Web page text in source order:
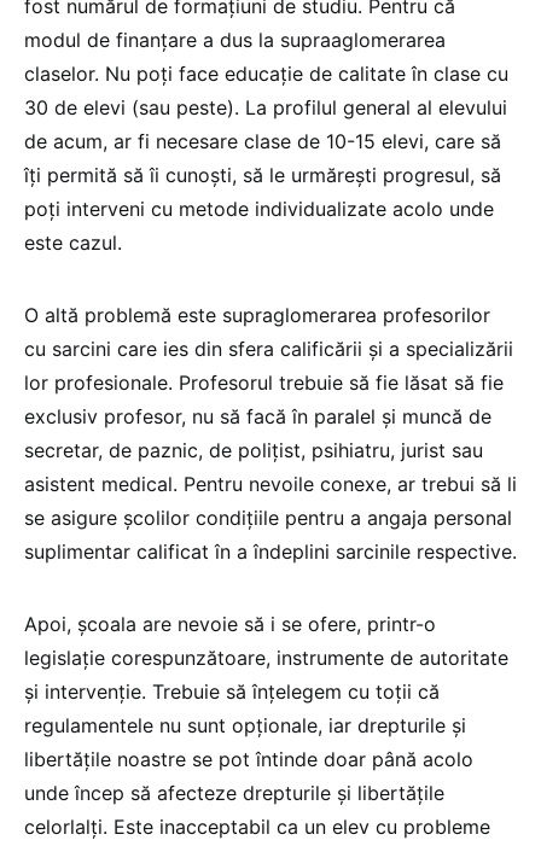
fost numărul de formațiuni de studiu. Pentru că
modul de finanțare a dus la supraaglomerarea
claselor. Nu poți face educație de calitate în clase cu
30 de elevi (sau peste). La profilul general al elevului
de acum, ar fi necesare clase de 10-15 elevi, care să
îți permită să îi cunoști, să le urmărești progresul, să
poți interveni cu metode individualizate acolo unde
este cazul.
O altă problemă este supraglomerarea profesorilor
cu sarcini care ies din sfera calificării și a specializării
lor profesionale. Profesorul trebuie să fie lăsat să fie
exclusiv profesor, nu să facă în paralel și muncă de
secretar, de paznic, de polițist, psihiatru, jurist sau
asistent medical. Pentru nevoile conexe, ar trebui să li
se asigure școlilor condițiile pentru a angaja personal
suplimentar calificat în a îndeplini sarcinile respective.
Apoi, școala are nevoie să i se ofere, printr-o
legislație corespunzătoare, instrumente de autoritate
și intervenție. Trebuie să înțelegem cu toții că
regulamentele nu sunt opționale, iar drepturile și
libertățile noastre se pot întinde doar până acolo
unde încep să afecteze drepturile și libertățile
celorlalți. Este inacceptabil ca un elev cu probleme